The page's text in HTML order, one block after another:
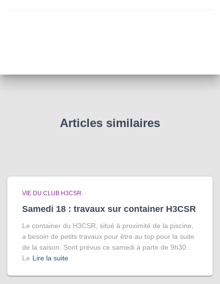
Articles similaires
VIE DU CLUB H3CSR
Samedi 18 : travaux sur container H3CSR
Le container du H3CSR, situé à proximité de la piscine,
a besoin de petits travaux pour être au top pour la suite
de la saison. Sont prévus ce samedi à partir de 9h30 :
Le Lire la suite